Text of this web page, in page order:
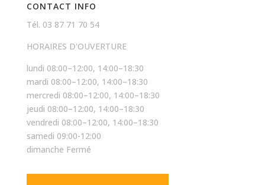
CONTACT INFO
Tél. 03 87 71 70 54
HORAIRES D'OUVERTURE
lundi 08:00–12:00, 14:00–18:30
mardi 08:00–12:00, 14:00–18:30
mercredi 08:00–12:00, 14:00–18:30
jeudi 08:00–12:00, 14:00–18:30
vendredi 08:00–12:00, 14:00–18:30
samedi 09:00-12:00
dimanche Fermé